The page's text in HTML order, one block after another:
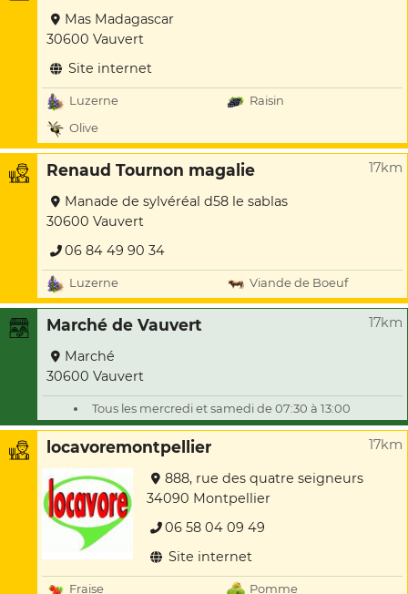
Mas Madagascar
30600 Vauvert
Site internet
Luzerne
Raisin
Olive
Renaud Tournon magalie 17km
Manade de sylvéréal d58 le sablas
30600 Vauvert
06 84 49 90 34
Luzerne Viande de Boeuf
Marché de Vauvert 17km
Marché
30600 Vauvert
Tous les mercredi et samedi de 07:30 à 13:00
locavoremontpellier 17km
888, rue des quatre seigneurs
34090 Montpellier
06 58 04 09 49
Site internet
Fraise Pomme